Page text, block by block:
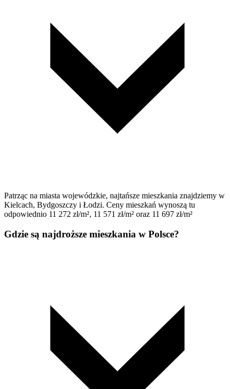
Patrząc na miasta wojewódzkie, najtańsze mieszkania znajdziemy w
Kielcach, Bydgoszczy i Łodzi. Ceny mieszkań wynoszą tu
odpowiednio 11 272 zł/m², 11 571 zł/m² oraz 11 697 zł/m²
Gdzie są najdroższe mieszkania w Polsce?